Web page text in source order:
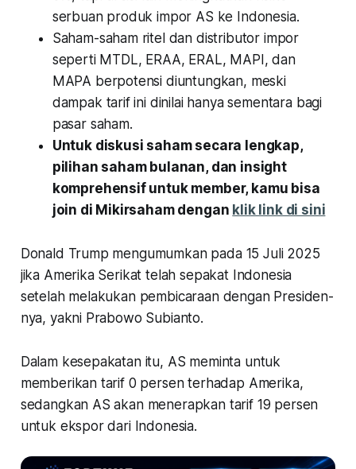
serbuan produk impor AS ke Indonesia.
Saham-saham ritel dan distributor impor
seperti MTDL, ERAA, ERAL, MAPI, dan
MAPA berpotensi diuntungkan, meski
dampak tarif ini dinilai hanya sementara bagi
pasar saham.
Untuk diskusi saham secara lengkap,
pilihan saham bulanan, dan insight
komprehensif untuk member, kamu bisa
join di Mikirsaham dengan klik link di sini
Donald Trump mengumumkan pada 15 Juli 2025
jika Amerika Serikat telah sepakat Indonesia
setelah melakukan pembicaraan dengan Presiden-
nya, yakni Prabowo Subianto.
Dalam kesepakatan itu, AS meminta untuk
memberikan tarif 0 persen terhadap Amerika,
sedangkan AS akan menerapkan tarif 19 persen
untuk ekspor dari Indonesia.